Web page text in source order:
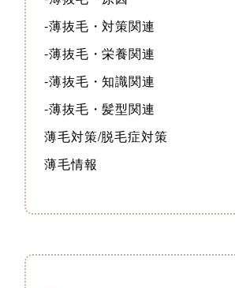
-薄抜毛・対策関連
-薄抜毛・栄養関連
-薄抜毛・知識関連
-薄抜毛・髪型関連
薄毛対策/脱毛症対策
薄毛情報